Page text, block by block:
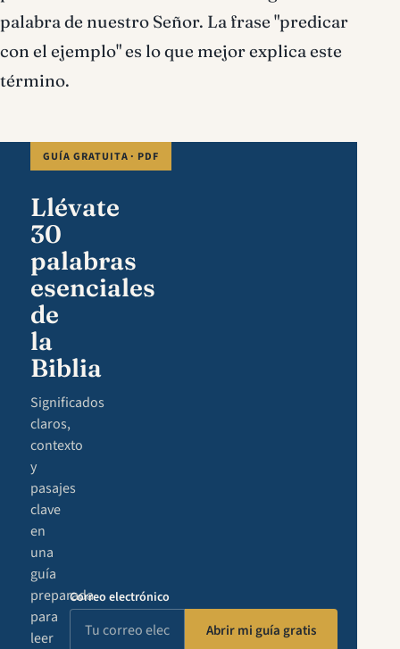
palabra de nuestro Señor. La frase "predicar
con el ejemplo" es lo que mejor explica este
término.
GUÍA GRATUITA · PDF
Llévate
30
palabras
esenciales
de
la
Biblia
Significados
claros,
contexto
y
pasajes
clave
en
una
guía
preparada
para
leer
Correo electrónico
Abrir mi guía gratis